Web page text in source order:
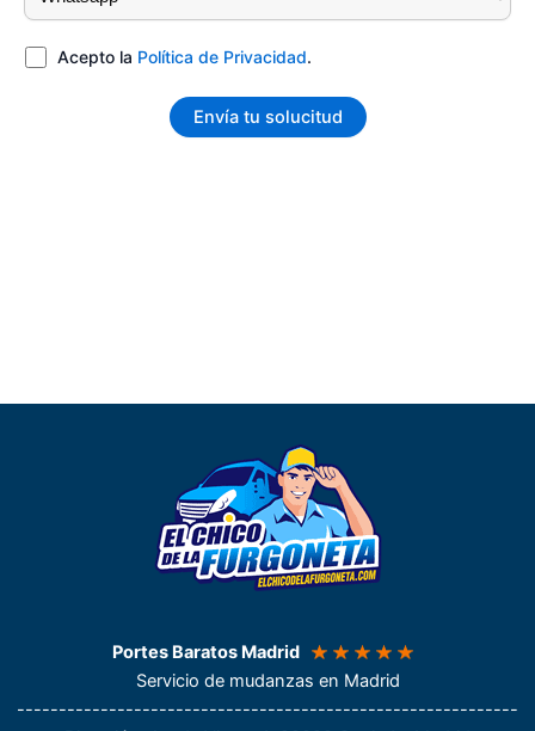
Acepto la Política de Privacidad.
Portes Baratos Madrid
Servicio de mudanzas en Madrid
------------------------------------------------------------